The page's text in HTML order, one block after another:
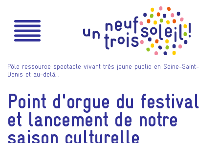
Pôle ressource spectacle vivant très jeune public en Seine-Saint-
Denis et au-delà…
Point d'orgue du festival
et lancement de notre
saison culturelle